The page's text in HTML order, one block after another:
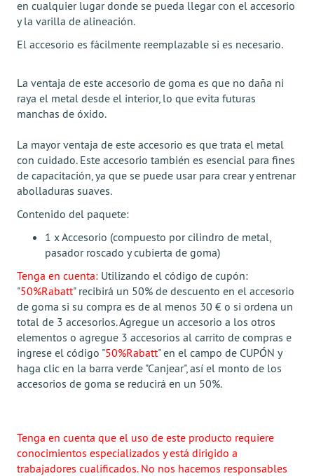
en cualquier lugar donde se pueda llegar con el accesorio
y la varilla de alineación.
El accesorio es fácilmente reemplazable si es necesario.
La ventaja de este accesorio de goma es que no daña ni
raya el metal desde el interior, lo que evita futuras
manchas de óxido.
La mayor ventaja de este accesorio es que trata el metal
con cuidado. Este accesorio también es esencial para fines
de capacitación, ya que se puede usar para crear y entrenar
abolladuras suaves.
Contenido del paquete:
1 x Accesorio (compuesto por cilindro de metal,
pasador roscado y cubierta de goma)
Tenga en cuenta: Utilizando el código de cupón:
"50%Rabatt" recibirá un 50% de descuento en el accesorio
de goma si su compra es de al menos 30 € o si ordena un
total de 3 accesorios. Agregue un accesorio a los otros
elementos o agregue 3 accesorios al carrito de compras e
ingrese el código "50%Rabatt" en el campo de CUPÓN y
haga clic en la barra verde "Canjear", así el monto de los
accesorios de goma se reducirá en un 50%.
Tenga en cuenta que el uso de este producto requiere
conocimientos especializados y está dirigido a
trabajadores cualificados. No nos hacemos responsables